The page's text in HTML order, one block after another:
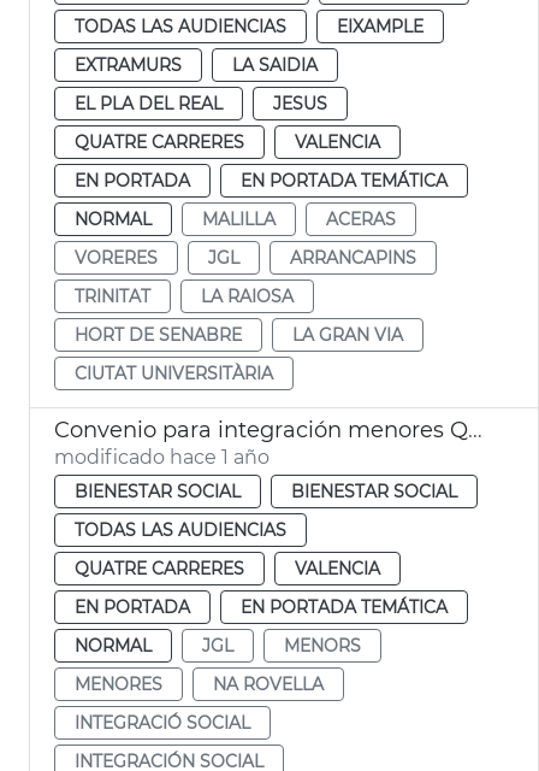
TODAS LAS AUDIENCIAS
EIXAMPLE
EXTRAMURS
LA SAIDIA
EL PLA DEL REAL
JESUS
QUATRE CARRERES
VALENCIA
EN PORTADA
EN PORTADA TEMÁTICA
NORMAL
MALILLA
ACERAS
VORERES
JGL
ARRANCAPINS
TRINITAT
LA RAIOSA
HORT DE SENABRE
LA GRAN VIA
CIUTAT UNIVERSITÀRIA
Convenio para integración menores Quatre Carreres
modificado hace 1 año
BIENESTAR SOCIAL
BIENESTAR SOCIAL
TODAS LAS AUDIENCIAS
QUATRE CARRERES
VALENCIA
EN PORTADA
EN PORTADA TEMÁTICA
NORMAL
JGL
MENORS
MENORES
NA ROVELLA
INTEGRACIÓ SOCIAL
INTEGRACIÓN SOCIAL